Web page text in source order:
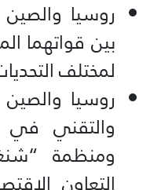
روسيا
بين قواتهما
لمختلف
روسيا
والتقني في
ومنظمة